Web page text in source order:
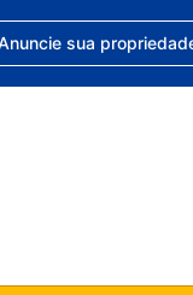
sua
Atualmente,
ajuda com sua
sua